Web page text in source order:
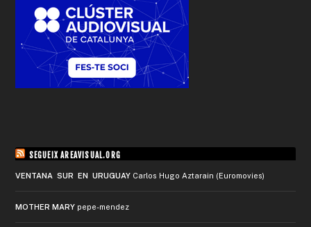
SEGUEIX AREAVISUAL.ORG
VENTANA SUR EN URUGUAY Carlos Hugo Aztarain (Euromovies)
MOTHER MARY pepe-mendez